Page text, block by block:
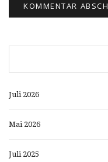
Juli 2026
Mai 2026
Juli 2025